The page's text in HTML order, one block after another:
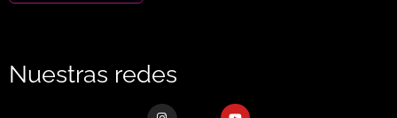
Nuestras redes